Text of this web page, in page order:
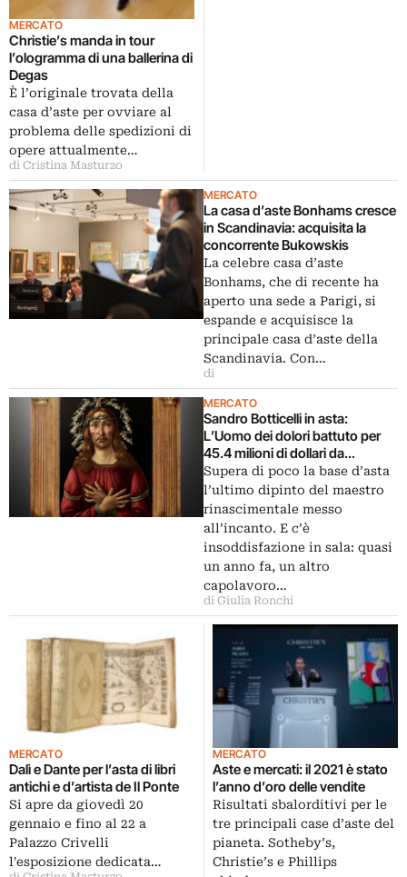
MERCATO
Christie’s manda in tour
l’ologramma di una ballerina di
Degas
È l’originale trovata della
casa d’aste per ovviare al
problema delle spedizioni di
opere attualmente…
di Cristina Masturzo
MERCATO
La casa d’aste Bonhams cresce
in Scandinavia: acquisita la
concorrente Bukowskis
La celebre casa d’aste
Bonhams, che di recente ha
aperto una sede a Parigi, si
espande e acquisisce la
principale casa d’aste della
Scandinavia. Con…
di
MERCATO
Sandro Botticelli in asta:
L’Uomo dei dolori battuto per
45.4 milioni di dollari da
Sotheby’s
Supera di poco la base d’asta
l’ultimo dipinto del maestro
rinascimentale messo
all’incanto. E c’è
insoddisfazione in sala: quasi
un anno fa, un altro
capolavoro…
di Giulia Ronchi
MERCATO
Dalì e Dante per l’asta di libri
antichi e d’artista de Il Ponte
Si apre da giovedì 20
gennaio e fino al 22 a
Palazzo Crivelli
l'esposizione dedicata…
MERCATO
Aste e mercati: il 2021 è stato
l’anno d’oro delle vendite
Risultati sbalorditivi per le
tre principali case d’aste del
pianeta. Sotheby’s,
Christie’s e Phillips